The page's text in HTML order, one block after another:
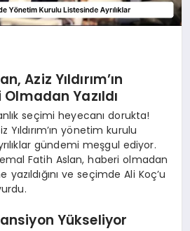
Aziz Yıldırım’ın
Yazıldı
seçimi heyecanı dorukta!
yönetim kurulu
gündemi meşgul ediyor.
Fatih Aslan, haberi olmadan
yazıldığını ve seçimde Ali Koç’u
Yükseliyor